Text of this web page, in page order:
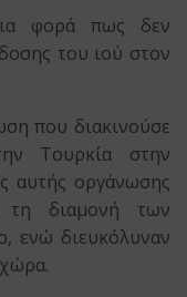
φορά πως δεν
του ιού στον
που διακινούσε
Τουρκία στην
αυτής οργάνωσης
τη διαμονή των
ενώ διευκόλυναν